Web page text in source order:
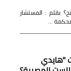
بقلم : المستشار
محكمة …
"هايدي